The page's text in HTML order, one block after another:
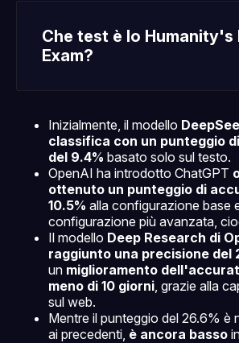
Che test è lo Humanity's
Exam?
Inizialmente, il modello
classifica con un punteggio
del 9.4% basato solo sul testo.
OpenAI ha introdotto ChatGPT
ottenuto un punteggio di
10.5% alla configurazione base
configurazione più avanzata,
Il modello Deep Research di
raggiunto una precisione del
un miglioramento
meno di 10 giorni , grazie alla
sul web.
Mentre il punteggio del 26.6% è
ai precedenti, è ancora basso